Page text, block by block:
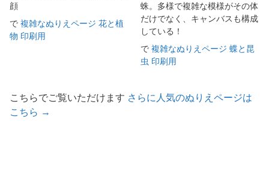
顔
で 複雑なぬりえページ 花と植
物 印刷用
蛛。多様で複雑な模様がその体
だけでなく、キャンバスも構成
している！
で 複雑なぬりえページ 蝶と昆
虫 印刷用
こちらでご覧いただけます さらに人気のぬりえページは
こちら →